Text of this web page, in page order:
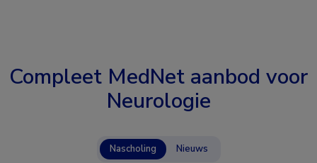
Compleet MedNet aanbod voor
Neurologie
Nascholing Nieuws